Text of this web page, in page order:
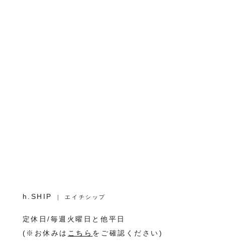
h.SHIP ｜ エイチシップ
定休日/毎週火曜日と他平日
(※お休みは こちら をご確認ください)